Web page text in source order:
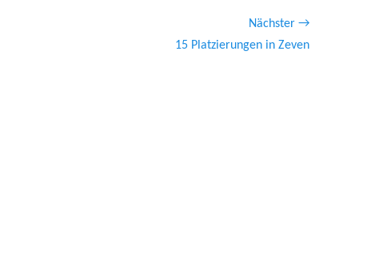
Nächster →
15 Platzierungen in Zeven